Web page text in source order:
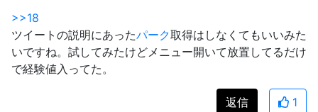
>>18
ツイートの説明にあったパーク取得はしなくてもいいみた
いですね。試してみたけどメニュー開いて放置してるだけ
で経験値入ってた。
返信 1